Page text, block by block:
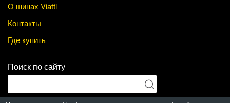
О шинах Viatti
Контакты
Где купить
Поиск по сайту